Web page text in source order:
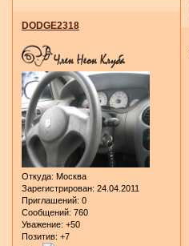
DODGE2318
Откуда: Москва
Зарегистрирован: 24.04.2011
Приглашений: 0
Сообщений: 760
Уважение: +50
Позитив: +7